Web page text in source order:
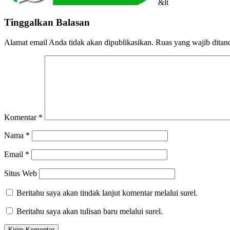
&lt
Tinggalkan Balasan
Alamat email Anda tidak akan dipublikasikan. Ruas yang wajib
Komentar *
Nama *
Email *
Situs Web
Beritahu saya akan tindak lanjut komentar melalui surel.
Beritahu saya akan tulisan baru melalui surel.